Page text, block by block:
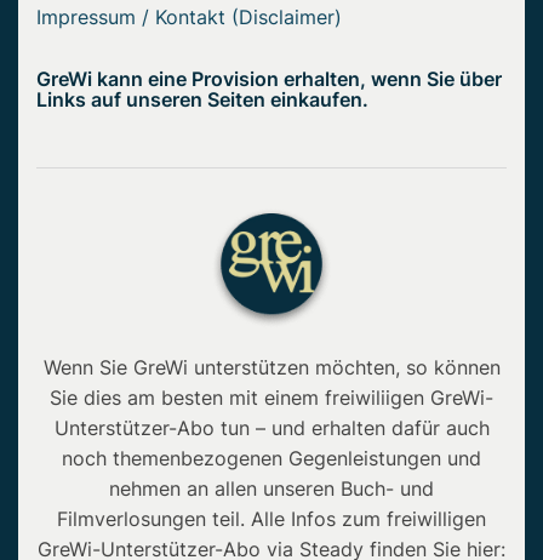
Impressum / Kontakt (Disclaimer)
GreWi kann eine Provision erhalten, wenn Sie über
Links auf unseren Seiten einkaufen.
Wenn Sie GreWi unterstützen möchten, so können
Sie dies am besten mit einem freiwiliigen GreWi-
Unterstützer-Abo tun – und erhalten dafür auch
noch themenbezogenen Gegenleistungen und
nehmen an allen unseren Buch- und
Filmverlosungen teil. Alle Infos zum freiwilligen
GreWi-Unterstützer-Abo via Steady finden Sie hier: